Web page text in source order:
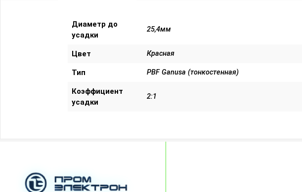
Диаметр до
усадки
25,4мм
Цвет Красная
Тип PBF Ganusa (тонкостенная)
Коэффициент
усадки
2:1